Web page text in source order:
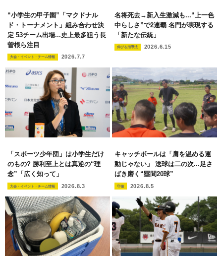
“小学生の甲子園”「マクドナル
ド・トーナメント」組み合わせ決
定 53チーム出場...史上最多狙う長
曽根ら注目
大会・イベント・チーム情報 2026.7.7
名将死去→新入生激減も...“上一色
中らしさ”で2連覇 名門が表現する
「新たな伝統」
伸びる指導法 2026.6.15
「スポーツ少年団」は小学生だけ
のもの? 勝利至上とは真逆の“理
念”「広く知って」
大会・イベント・チーム情報 2026.8.3
キャッチボールは「肩を温める運
動じゃない」 送球は二の次...足さ
ばき磨く“塁間20球”
守備 2026.8.5